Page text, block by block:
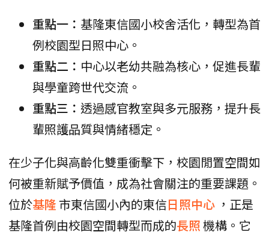
重點一： 基隆東信國小校舍活化，轉型為首
例校園型日照中心。
重點二： 中心以老幼共融為核心，促進長輩
與學童跨世代交流。
重點三： 透過感官教室與多元服務，提升長
輩照護品質與情緒穩定。
在少子化與高齡化雙重衝擊下，校園閒置空間如
何被重新賦予價值，成為社會關注的重要課題。
位於基隆市東信國小內的東信日照中心 ，正是
基隆首例由校園空間轉型而成的長照機構。它